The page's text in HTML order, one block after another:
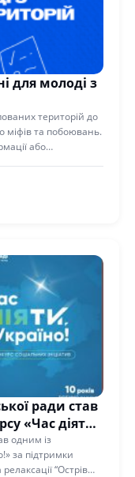
для молоді з
територій до
міфів та побоювань.
або
ради став
«Час діяти,
одним із
за підтримки
“Острів